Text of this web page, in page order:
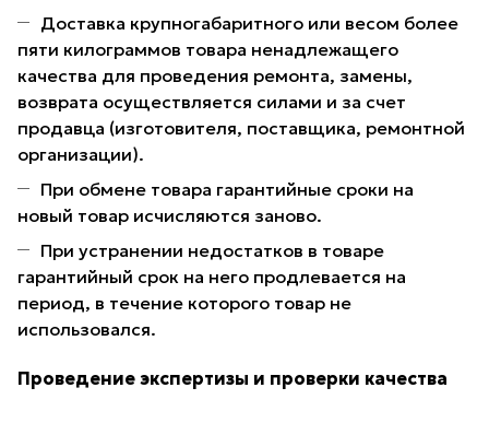
Доставка крупногабаритного или весом более
пяти килограммов товара ненадлежащего
качества для проведения ремонта, замены,
возврата осуществляется силами и за счет
продавца (изготовителя, поставщика, ремонтной
организации).
При обмене товара гарантийные сроки на
новый товар исчисляются заново.
При устранении недостатков в товаре
гарантийный срок на него продлевается на
период, в течение которого товар не
использовался.
Проведение экспертизы и проверки качества